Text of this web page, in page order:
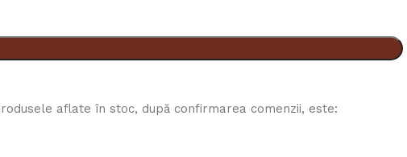
aflate în stoc, după confirmarea comenzii, este: